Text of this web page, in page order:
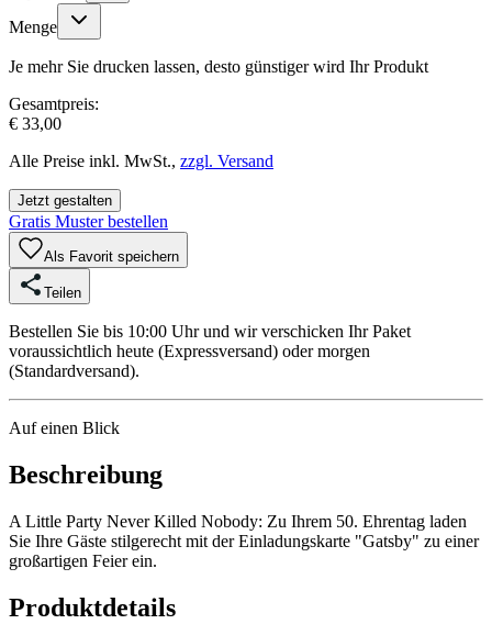
Menge
Je mehr Sie drucken lassen, desto günstiger wird Ihr Produkt
Gesamtpreis:
€ 33,00
Alle Preise inkl. MwSt., zzgl. Versand
Jetzt gestalten
Gratis Muster bestellen
Als Favorit speichern
Teilen
Bestellen Sie bis 10:00 Uhr und wir verschicken Ihr Paket
voraussichtlich heute (Expressversand) oder morgen
(Standardversand).
Auf einen Blick
Beschreibung
A Little Party Never Killed Nobody: Zu Ihrem 50. Ehrentag laden
Sie Ihre Gäste stilgerecht mit der Einladungskarte "Gatsby" zu einer
großartigen Feier ein.
Produktdetails